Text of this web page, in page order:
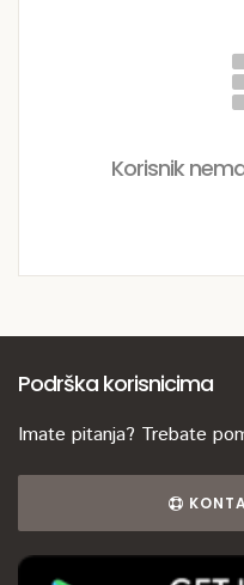
Korisnik
Podrška korisnicima
Imate pitanja? Trebate